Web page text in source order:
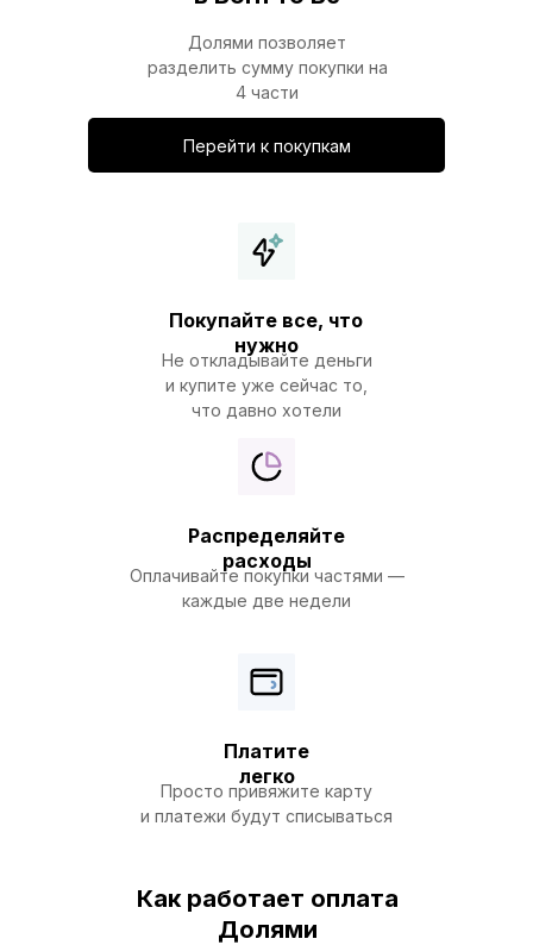
Перейти к покупкам
Долями позволяет
разделить сумму покупки на
4 части
Просто привяжите карту
и платежи будут списываться
Платите
легко
Распределяйте
расходы
Оплачивайте покупки частями —
каждые две недели
Покупайте все, что
нужно
Не откладывайте деньги
и купите уже сейчас то,
что давно хотели
Как работает оплата
Долями